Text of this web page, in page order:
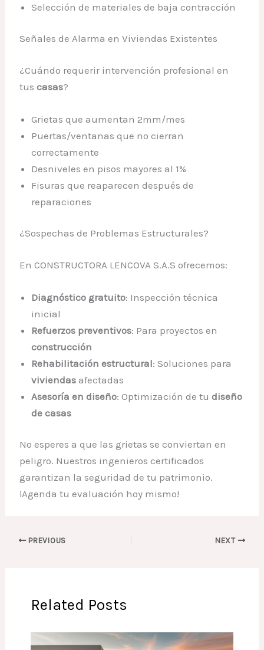
Selección de materiales de baja contracción
Señales de Alarma en Viviendas Existentes
¿Cuándo requerir intervención profesional en
tuscasas?
Grietas que aumentan 2mm/mes
Puertas/ventanas que no cierran
correctamente
Desniveles en pisos mayores al 1%
Fisuras que reaparecen después de
reparaciones
¿Sospechas de Problemas Estructurales?
En CONSTRUCTORA LENCOVA S.A.S ofrecemos:
Diagnóstico gratuito: Inspección técnica
inicial
Refuerzos preventivos: Para proyectos en
construcción
Rehabilitación estructural: Soluciones para
viviendas afectadas
Asesoría en diseño: Optimización de tudiseño
de casas
No esperes a que las grietas se conviertan en
peligro. Nuestros ingenieros certificados
garantizan la seguridad de tu patrimonio.
¡Agenda tu evaluación hoy mismo!
PREVIOUS NEXT
Related Posts